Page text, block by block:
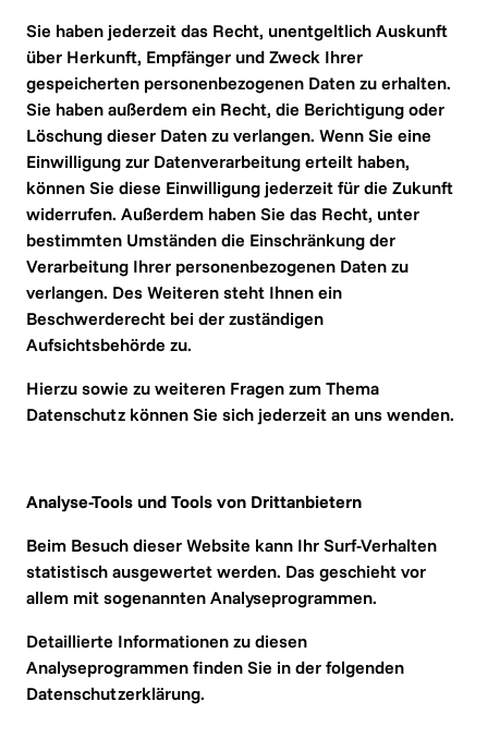
Sie haben jederzeit das Recht, unentgeltlich Auskunft
über Herkunft, Empfänger und Zweck Ihrer
gespeicherten personenbezogenen Daten zu erhalten.
Sie haben außerdem ein Recht, die Berichtigung oder
Löschung dieser Daten zu verlangen. Wenn Sie eine
Einwilligung zur Datenverarbeitung erteilt haben,
können Sie diese Einwilligung jederzeit für die Zukunft
widerrufen. Außerdem haben Sie das Recht, unter
bestimmten Umständen die Einschränkung der
Verarbeitung Ihrer personenbezogenen Daten zu
verlangen. Des Weiteren steht Ihnen ein
Beschwerderecht bei der zuständigen
Aufsichtsbehörde zu.
Hierzu sowie zu weiteren Fragen zum Thema
Datenschutz können Sie sich jederzeit an uns wenden.
Analyse-Tools und Tools von Dritt­anbietern
Beim Besuch dieser Website kann Ihr Surf-Verhalten
statistisch ausgewertet werden. Das geschieht vor
allem mit sogenannten Analyseprogrammen.
Detaillierte Informationen zu diesen
Analyseprogrammen finden Sie in der folgenden
Datenschutzerklärung.